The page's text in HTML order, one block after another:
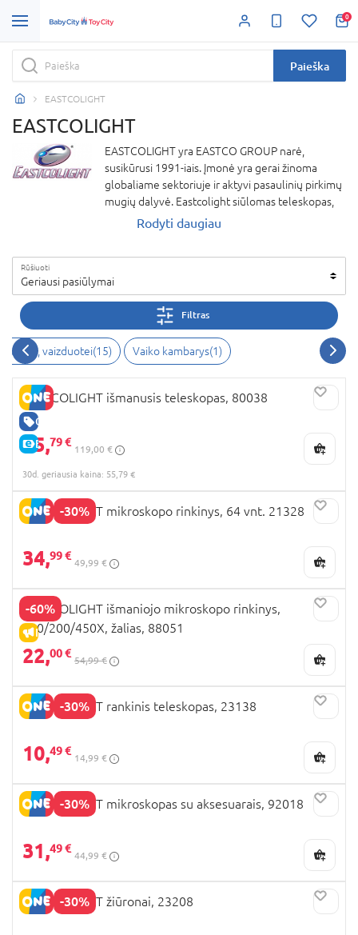
0
Paieška
EASTCOLIGHT
EASTCOLIGHT
EASTCOLIGHT yra EASTCO GROUP narė,
susikūrusi 1991-iais. Įmonė yra gerai žinoma
globaliame sektoriuje ir aktyvi pasaulinių pirkimų
mugių dalyvė. Eastcolight siūlomas teleskopas,
mikroskopas, metalo detektorius bus puikūs
Rodyti daugiau
Rūšiuoti
Geriausi pasiūlymai
Filtras
vaizduotei(15) Vaiko kambarys(1)
GERA KAINA
E-KAINA
EASTCOLIGHT išmanusis teleskopas, 80038
55,79 €
119,00 €
30d. geriausia kaina: 55,79 €
-30%
EASTCOLIGHT mikroskopo rinkinys, 64 vnt. 21328
34,99 €
49,99 €
-60%
IŠPARDAVIMAS
EASTCOLIGHT išmaniojo mikroskopo rinkinys,
100/200/450X, žalias, 88051
22,00 €
54,99 €
-30%
EASTCOLIGHT rankinis teleskopas, 23138
10,49 €
14,99 €
-30%
EASTCOLIGHT mikroskopas su aksesuarais, 92018
31,49 €
44,99 €
-30%
EASTCOLIGHT žiūronai, 23208